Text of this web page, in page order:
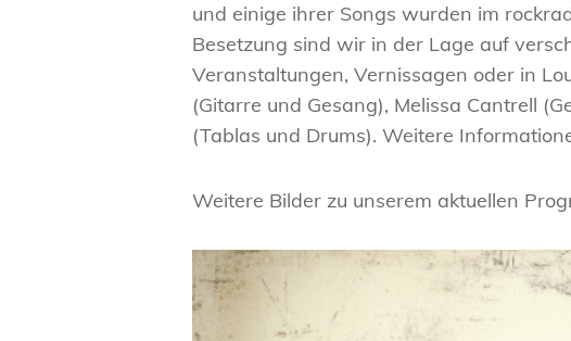
und einige ihrer Songs wurden im
Besetzung sind wir in der Lage auf
Veranstaltungen, Vernissagen oder in
(Gitarre und Gesang), Melissa Cantrell
(Tablas und Drums). Weitere
Weitere Bilder zu unserem aktuellen